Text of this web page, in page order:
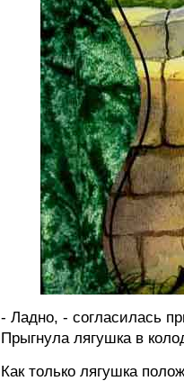
- Ладно, - согласилась
Прыгнула лягушка в
Как только лягушка